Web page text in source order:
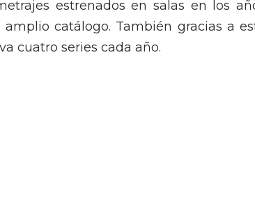
estrenados en salas en los
amplio catálogo. También gracias a
cuatro series cada año.